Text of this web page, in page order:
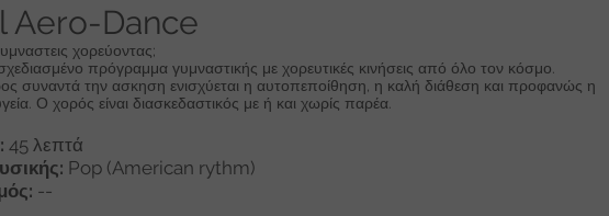
Aero-Dance
χορεύοντας;
πρόγραμμα γυμναστικής με χορευτικές κινήσεις από όλο τον κόσμο.
συναντά την ασκηση ενισχύεται η αυτοπεποίθηση, η καλή διάθεση και προφανώς η
Ο χορός είναι διασκεδαστικός με ή και χωρίς παρέα.
45 λεπτά
Pop (American rythm)
--